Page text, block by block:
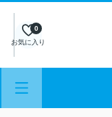
お気に入り
0